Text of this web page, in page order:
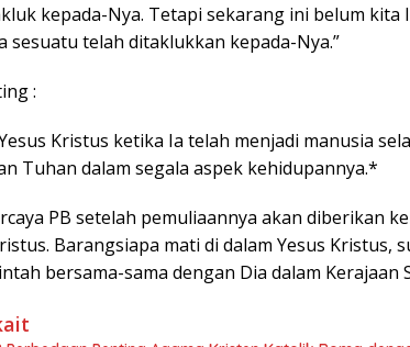
kepada-Nya. Tetapi sekarang ini belum kita
sesuatu telah ditaklukkan kepada-Nya.”
:
Kristus ketika Ia telah menjadi manusia
Tuhan dalam segala aspek kehidupannya.*
PB setelah pemuliaannya akan diberikan
Barangsiapa mati di dalam Yesus Kristus,
bersama-sama dengan Dia dalam Kerajaan